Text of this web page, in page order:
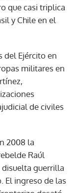
que casi triplica
y Chile en el
del Ejército en
militares en
de civiles
2008 la
Raúl
disuelta guerrilla
El ingreso de las